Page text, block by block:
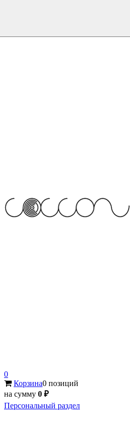
0
Корзина0 позиций
на сумму 0 ₽
Персональный раздел